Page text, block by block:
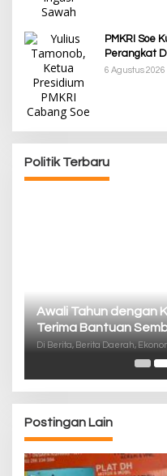
PMKRI Soe
Perangkat
6 Agustus 2026
Politik Terbaru
Awali Tahun dengan
Terima Bantuan
Di Berita, Berita Daerah,
Postingan Lain